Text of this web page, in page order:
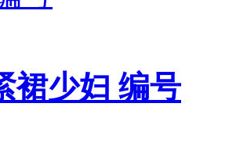
裙少妇 编号